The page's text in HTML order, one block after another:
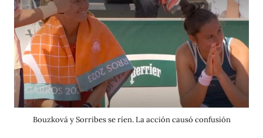
Bouzková y Sorribes se ríen. La acción causó confusión